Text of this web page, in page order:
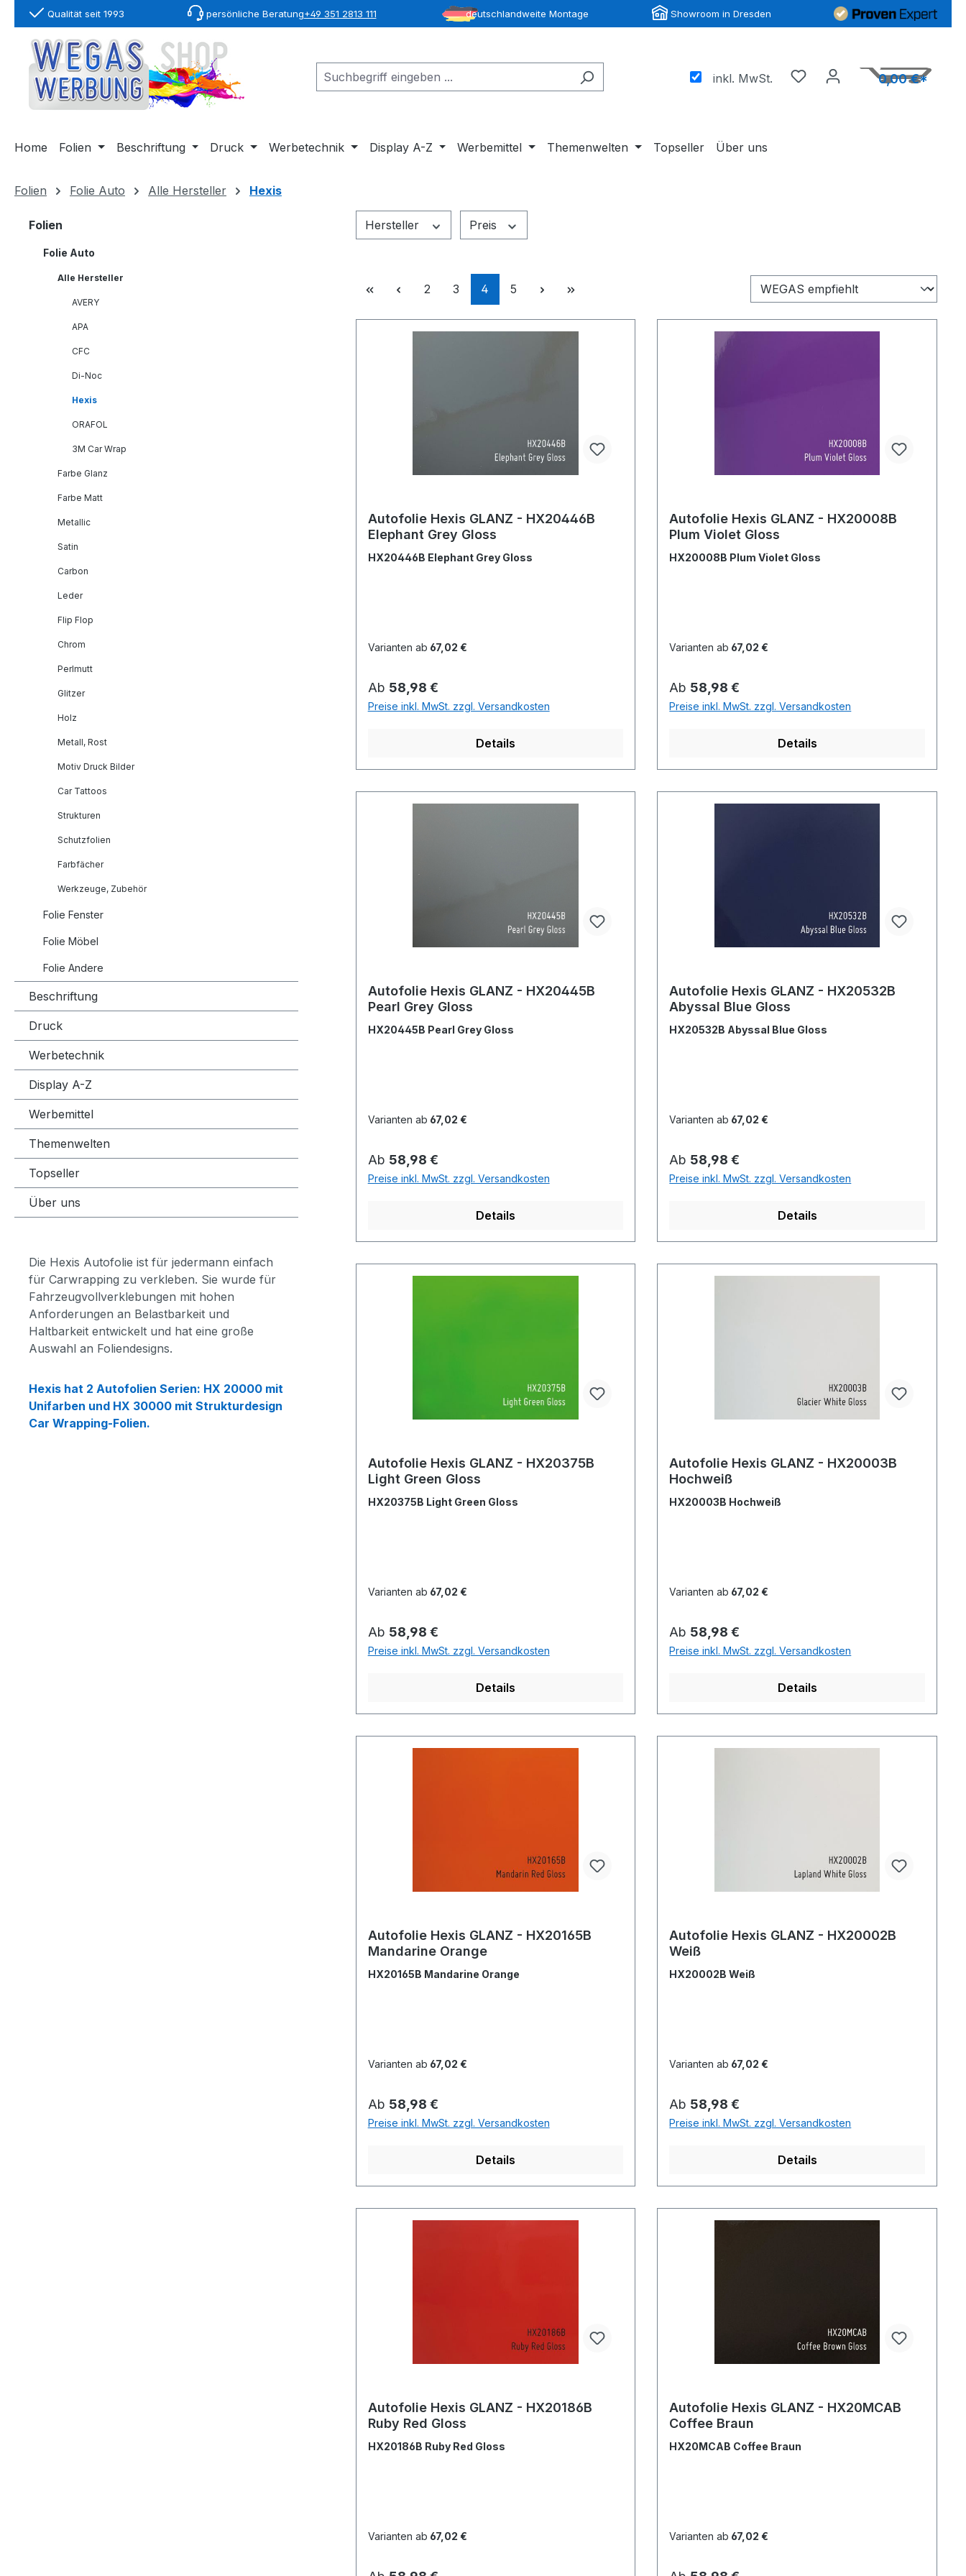
Zur Hauptnavigation springen
Qualität seit 1993 persönliche Beratung+49 351 2813 111 deutschlandweite Montage Showroom in Dresden
inkl. MwSt. 0,00 €*
Home Folien Beschriftung Druck Werbetechnik Display A-Z Werbemittel Themenwelten Topseller Über uns
Folien Folie Auto Alle Hersteller Hexis
Folien
Folie Auto
Alle Hersteller
AVERY
APA
CFC
Di-Noc
Hexis
ORAFOL
3M Car Wrap
Farbe Glanz
Farbe Matt
Metallic
Satin
Carbon
Leder
Flip Flop
Chrom
Perlmutt
Glitzer
Holz
Metall, Rost
Motiv Druck Bilder
Car Tattoos
Strukturen
Schutzfolien
Farbfächer
Werkzeuge, Zubehör
Folie Fenster
Folie Möbel
Folie Andere
Beschriftung
Druck
Werbetechnik
Display A-Z
Werbemittel
Themenwelten
Topseller
Über uns
Die Hexis Autofolie ist für jedermann einfach
für Carwrapping zu verkleben. Sie wurde für
Fahrzeugvollverklebungen mit hohen
Anforderungen an Belastbarkeit und
Haltbarkeit entwickelt und hat eine große
Auswahl an Foliendesigns.
Hexis hat 2 Autofolien Serien: HX 20000 mit
Unifarben und HX 30000 mit Strukturdesign
Car Wrapping-Folien.
Hersteller Preis
Seite
2 Seite
3 Seite
4 Seite
5
Autofolie Hexis GLANZ - HX20446B
Elephant Grey Gloss
HX20446B Elephant Grey Gloss
Varianten ab 67,02 €
Regulärer Preis:
Ab 58,98 €
Preise inkl. MwSt. zzgl. Versandkosten
Details
Autofolie Hexis GLANZ - HX20008B
Plum Violet Gloss
HX20008B Plum Violet Gloss
Varianten ab 67,02 €
Regulärer Preis:
Ab 58,98 €
Preise inkl. MwSt. zzgl. Versandkosten
Details
Autofolie Hexis GLANZ - HX20445B
Pearl Grey Gloss
HX20445B Pearl Grey Gloss
Varianten ab 67,02 €
Regulärer Preis:
Ab 58,98 €
Preise inkl. MwSt. zzgl. Versandkosten
Details
Autofolie Hexis GLANZ - HX20532B
Abyssal Blue Gloss
HX20532B Abyssal Blue Gloss
Varianten ab 67,02 €
Regulärer Preis:
Ab 58,98 €
Preise inkl. MwSt. zzgl. Versandkosten
Details
Autofolie Hexis GLANZ - HX20375B
Light Green Gloss
HX20375B Light Green Gloss
Varianten ab 67,02 €
Regulärer Preis:
Ab 58,98 €
Preise inkl. MwSt. zzgl. Versandkosten
Details
Autofolie Hexis GLANZ - HX20003B
Hochweiß
HX20003B Hochweiß
Varianten ab 67,02 €
Regulärer Preis:
Ab 58,98 €
Preise inkl. MwSt. zzgl. Versandkosten
Details
Autofolie Hexis GLANZ - HX20165B
Mandarine Orange
HX20165B Mandarine Orange
Varianten ab 67,02 €
Regulärer Preis:
Ab 58,98 €
Preise inkl. MwSt. zzgl. Versandkosten
Details
Autofolie Hexis GLANZ - HX20002B
Weiß
HX20002B Weiß
Varianten ab 67,02 €
Regulärer Preis:
Ab 58,98 €
Preise inkl. MwSt. zzgl. Versandkosten
Details
Autofolie Hexis GLANZ - HX20186B
Ruby Red Gloss
HX20186B Ruby Red Gloss
Varianten ab 67,02 €
Autofolie Hexis GLANZ - HX20MCAB
Coffee Braun
HX20MCAB Coffee Braun
Varianten ab 67,02 €